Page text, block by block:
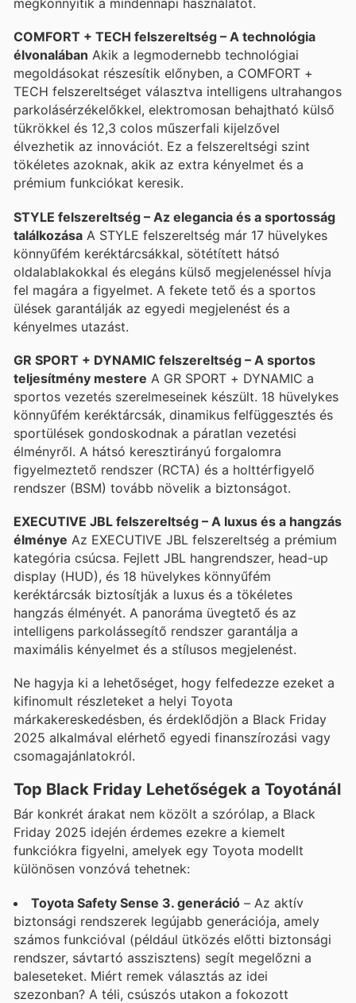
megkönnyítik a mindennapi használatot.
COMFORT + TECH felszereltség – A technológia
élvonalában Akik a legmodernebb technológiai
megoldásokat részesítik előnyben, a COMFORT +
TECH felszereltséget választva intelligens ultrahangos
parkolásérzékelőkkel, elektromosan behajtható külső
tükrökkel és 12,3 colos műszerfali kijelzővel
élvezhetik az innovációt. Ez a felszereltségi szint
tökéletes azoknak, akik az extra kényelmet és a
prémium funkciókat keresik.
STYLE felszereltség – Az elegancia és a sportosság
találkozása A STYLE felszereltség már 17 hüvelykes
könnyűfém keréktárcsákkal, sötétített hátsó
oldalablakokkal és elegáns külső megjelenéssel hívja
fel magára a figyelmet. A fekete tető és a sportos
ülések garantálják az egyedi megjelenést és a
kényelmes utazást.
GR SPORT + DYNAMIC felszereltség – A sportos
teljesítmény mestere A GR SPORT + DYNAMIC a
sportos vezetés szerelmeseinek készült. 18 hüvelykes
könnyűfém keréktárcsák, dinamikus felfüggesztés és
sportülések gondoskodnak a páratlan vezetési
élményről. A hátsó keresztirányú forgalomra
figyelmeztető rendszer (RCTA) és a holttérfigyelő
rendszer (BSM) tovább növelik a biztonságot.
EXECUTIVE JBL felszereltség – A luxus és a hangzás
élménye Az EXECUTIVE JBL felszereltség a prémium
kategória csúcsa. Fejlett JBL hangrendszer, head-up
display (HUD), és 18 hüvelykes könnyűfém
keréktárcsák biztosítják a luxus és a tökéletes
hangzás élményét. A panoráma üvegtető és az
intelligens parkolássegítő rendszer garantálja a
maximális kényelmet és a stílusos megjelenést.
Ne hagyja ki a lehetőséget, hogy felfedezze ezeket a
kifinomult részleteket a helyi Toyota
márkakereskedésben, és érdeklődjön a Black Friday
2025 alkalmával elérhető egyedi finanszírozási vagy
csomagajánlatokról.
Top Black Friday Lehetőségek a Toyotánál
Bár konkrét árakat nem közölt a szórólap, a Black
Friday 2025 idején érdemes ezekre a kiemelt
funkciókra figyelni, amelyek egy Toyota modellt
különösen vonzóvá tehetnek:
Toyota Safety Sense 3. generáció – Az aktív
biztonsági rendszerek legújabb generációja, amely
számos funkcióval (például ütközés előtti biztonsági
rendszer, sávtartó asszisztens) segít megelőzni a
baleseteket. Miért remek választás az idei
szezonban? A téli, csúszós utakon a fokozott